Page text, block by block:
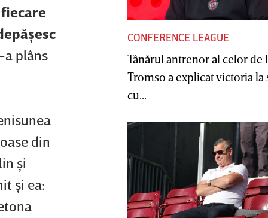
a plâns
din
şi
şi ea:
CONFERENCE LEAGUE
Tânărul antrenor al celor de
Tromso a explicat victoria la
cu...